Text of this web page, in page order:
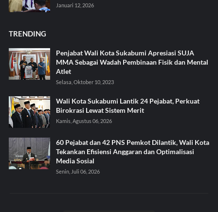
Januari 12, 2026
TRENDING
Penjabat Wali Kota Sukabumi Apresiasi SUJA
MMA Sebagai Wadah Pembinaan Fisik dan Mental
Atlet
Selasa, Oktober 10, 2023
Wali Kota Sukabumi Lantik 24 Pejabat, Perkuat
Birokrasi Lewat Sistem Merit
Kamis, Agustus 06, 2026
60 Pejabat dan 42 PNS Pemkot Dilantik, Wali Kota
Tekankan Efisiensi Anggaran dan Optimalisasi
Media Sosial
Senin, Juli 06, 2026